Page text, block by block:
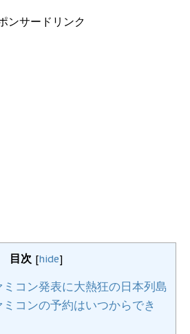
ンサードリンク
目次 [hide]
コン発表に大熱狂の日本列島
コンの予約はいつからでき